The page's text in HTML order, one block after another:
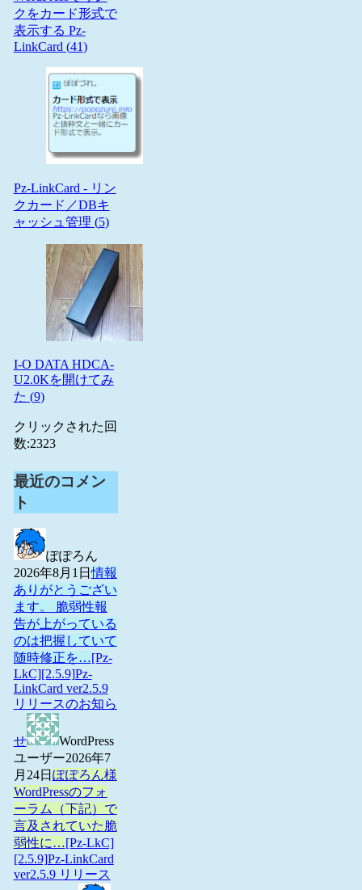
クをカード形式で
表示する Pz-
LinkCard (41)
Pz-LinkCard - リン
クカード／DBキ
ャッシュ管理 (5)
I-O DATA HDCA-
U2.0Kを開けてみ
た (9)
クリックされた回
数:2323
最近のコメン
ト
ぽぽろん
2026年8月1日情報
ありがとうござい
ます。 脆弱性報
告が上がっている
のは把握していて
随時修正を…[Pz-
LkC][2.5.9]Pz-
LinkCard ver2.5.9
リリースのお知ら
せ
WordPress
ユーザー2026年7
月24日 ぽぽろん様
WordPressのフォ
ーラム（下記）で
言及されていた脆
弱性に…[Pz-LkC]
[2.5.9]Pz-LinkCard
ver2.5.9 リリース